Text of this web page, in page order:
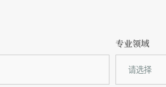
专业领域